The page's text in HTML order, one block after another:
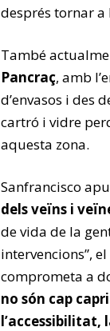
després tornar a
També
Pancraç, amb
d’envasos i des
cartró i vidre
aquesta zona.
Sanfrancisco
dels veïns i
de vida de la
intervencions”,
comprometa a
no són cap
l’accessibilitat,